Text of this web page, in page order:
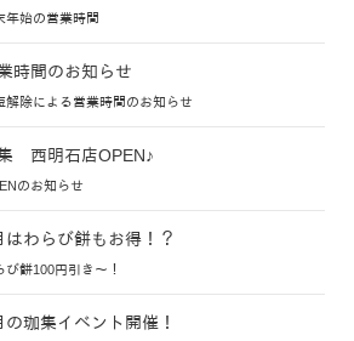
年始の営業時間
時間のお知らせ
解除による営業時間のお知らせ
西明石店OPEN♪
のお知らせ
はわらび餅もお得！？
び餅100円引き～！
の珈集イベント開催！